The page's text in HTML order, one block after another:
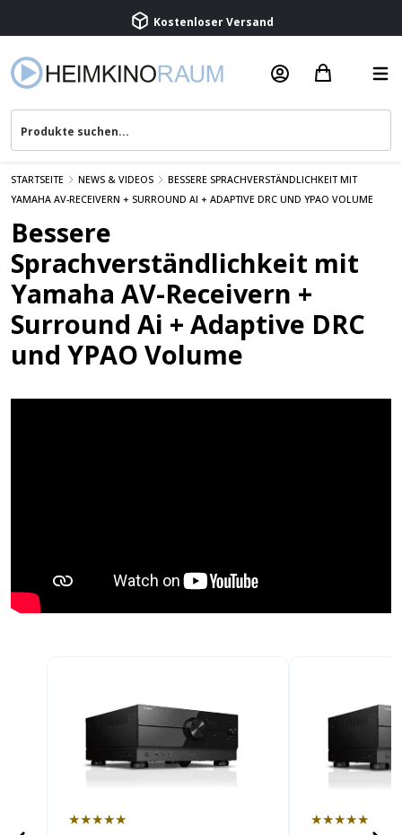
Kostenloser Versand
Beratung & Service
STARTSEITE NEWS & VIDEOS
BESSERE SPRACHVERSTÄNDLICHKEIT MIT
YAMAHA AV-RECEIVERN + SURROUND AI + ADAPTIVE DRC UND YPAO VOLUME
Bessere
Sprachverständlichkeit mit
Yamaha AV-Receivern +
Surround Ai + Adaptive DRC
und YPAO Volume
★★★★★ ★★★★★